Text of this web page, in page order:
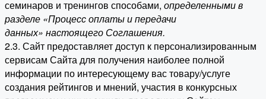
семинаров и тренингов способами, определенными в
разделе «Процесс оплаты и передачи
данных» настоящего Соглашения.
2.3. Сайт предоставляет доступ к персонализированным
сервисам Сайта для получения наиболее полной
информации по интересующему вас товару/услуге
создания рейтингов и мнений, участия в конкурсных